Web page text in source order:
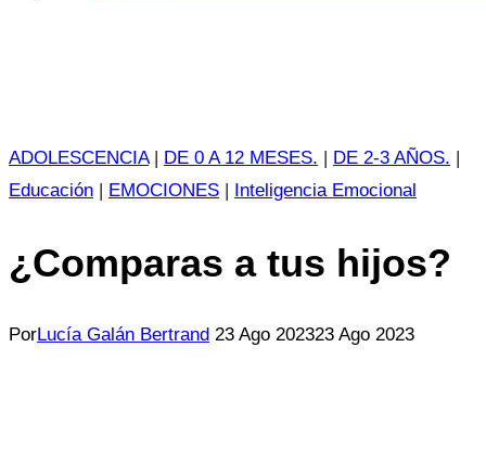
ADOLESCENCIA| DE 0 A 12 MESES. DE 2-3 AÑOS.
Educación
EMOCIONES Inteligencia Emocional
¿Comparas a tus hijos?
PorLucía Galán Bertrand 23 Ago 202323 Ago 2023